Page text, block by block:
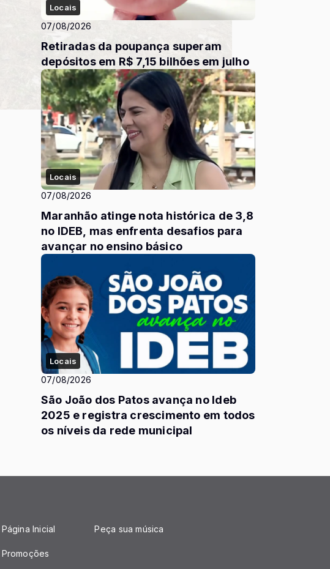
Locais
07/08/2026
Retiradas da poupança superam
depósitos em R$ 7,15 bilhões em julho
Locais
07/08/2026
Maranhão atinge nota histórica de 3,8
no IDEB, mas enfrenta desafios para
avançar no ensino básico
Locais
07/08/2026
São João dos Patos avança no Ideb
2025 e registra crescimento em todos
os níveis da rede municipal
Página Inicial
Promoções
Peça sua música